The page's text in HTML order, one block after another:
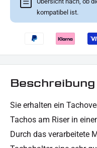
kompatibel ist.
Beschreibung
Sie erhalten ein
Tachos am Riser in
Durch das verarbeitete